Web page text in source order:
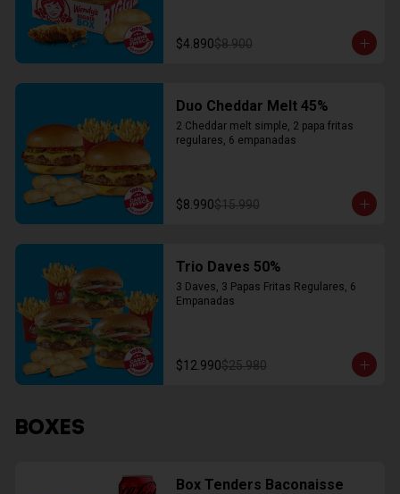
$4.890$8.900
Duo Cheddar Melt 45%
2 Cheddar melt simple, 2 papa fritas
regulares, 6 empanadas
$8.990$15.990
Trio Daves 50%
3 Daves, 3 Papas Fritas Regulares, 6
Empanadas
$12.990$25.980
BOXES
Box Tenders Baconaisse